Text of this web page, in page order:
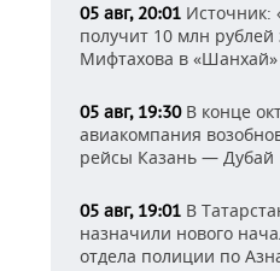
05 авг, 20:01 Источник:
получит 10 млн рублей
Мифтахова в «Шанхай»
05 авг, 19:30В конце
авиакомпания
рейсы Казань — Дубай
05 авг, 19:01 В
назначили нового
отдела полиции по